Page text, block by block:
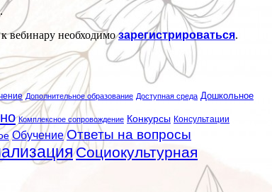
вебинару необходимозарегистрироваться.
Дополнительное образование Доступная среда Дошкольное
Комплексное сопровождение Конкурсы Консультации
Обучение Ответы на вопросы
Социокультурная